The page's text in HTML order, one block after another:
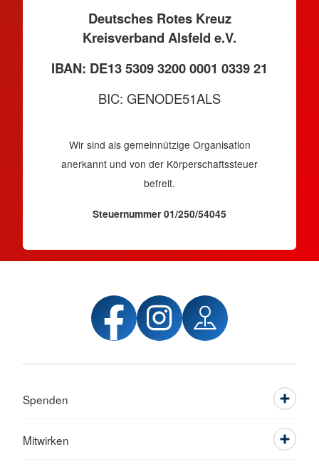
Deutsches Rotes Kreuz
Kreisverband Alsfeld e.V.
IBAN: DE13 5309 3200 0001 0339 21
BIC: GENODE51ALS
Wir sind als gemeinnützige Organisation
anerkannt und von der Körperschaftssteuer
befreit.
Steuernummer 01/250/54045
Spenden
Mitwirken